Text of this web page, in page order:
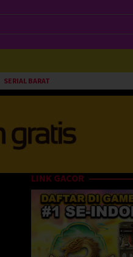
SERIAL BARAT
LINK GACOR